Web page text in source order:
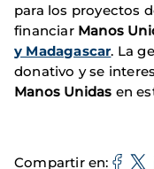
para los proyectos
financiar Manos
y Madagascar. La
donativo y se
Manos Unidas en
Compartir en